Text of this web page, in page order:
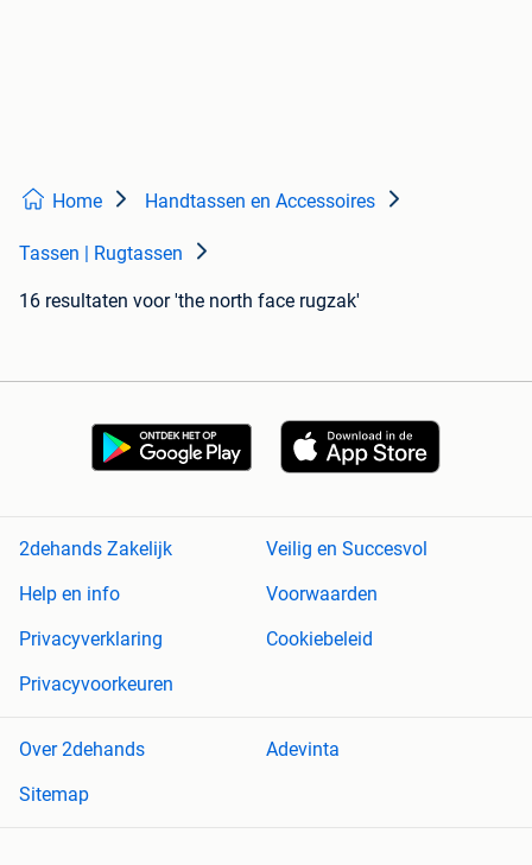
Home Handtassen en Accessoires
Tassen | Rugtassen
16 resultaten voor 'the north face rugzak'
2dehands Zakelijk
Veilig en Succesvol
Help en info
Voorwaarden
Privacyverklaring
Cookiebeleid
Privacyvoorkeuren
Over 2dehands
Adevinta
Sitemap